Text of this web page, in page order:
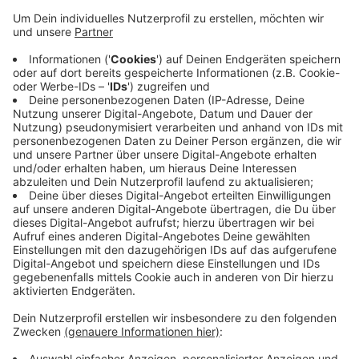
Die Strecke war kurzfristig gesperrt. Jetzt sind die
Ausreißer im Wohngebiet Hagenkamp unterwegs. Die
Polizei bittet die Bewohner sich den Tieren nicht in
den Weg zu stellen. Die Kühe seien in Panik und
könnten Menschen einfach umrennen. Die Gruppe
Kühe war heute früh ausgebüxt und zunächst entlang
der Straße "Frieport" unterwegs. Polizei und Landwirt
haben zwei Tiere schon eingefangen. Jetzt versuchen
sie auch noch die übrigen Ausreißer zu fassen zu
kriegen.
Anzeige